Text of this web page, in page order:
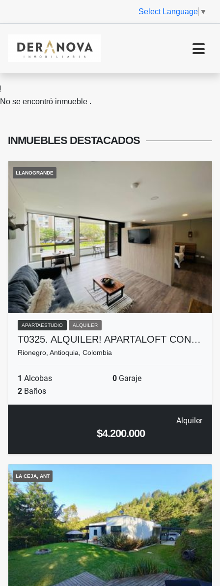
Select Language ▼
No se encontró inmueble .
INMUEBLES DESTACADOS
LLANOGRANDE
APARTAESTUDIO ALQUILER
T0325. ALQUILER! APARTALOFT CON…
Rionegro, Antioquia, Colombia
1 Alcobas 0 Garaje
2 Baños
Alquiler
$4.200.000
LA CEJA, ANT